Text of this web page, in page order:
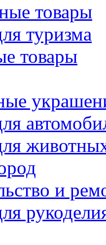
товары
туризма
товары
и